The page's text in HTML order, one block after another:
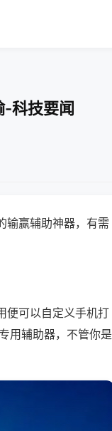
-科技要闻
输赢辅助神器，有需
便可以自定义手机打
用辅助器，不管你是